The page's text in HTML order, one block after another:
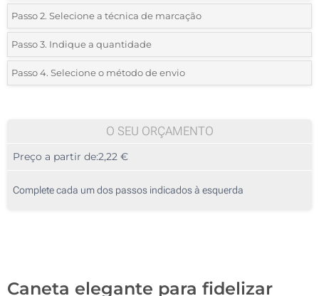
Passo 2. Selecione a técnica de marcação
*Selecione o tipo de marcação e as cores do logotipo:
1 Cor (Na caixa)
Passo 3. Indique a quantidade
*Quantidade mínima:10
20
50
Passo 4. Selecione o método de envio
O SEU ORÇAMENTO
Preço a partir de:2,22 €
Complete cada um dos passos indicados à esquerda
Caneta elegante para fidelizar